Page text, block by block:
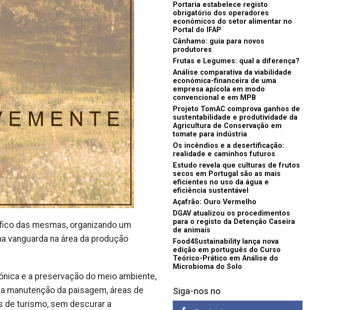
das mesmas, organizando um
vanguarda na área da produção
e a preservação do meio ambiente,
manutenção da paisagem, áreas de
de turismo, sem descurar a
Portaria estabelece registo
obrigatório dos operadores
económicos do setor alimentar no
Portal do IFAP
Cânhamo: guia para novos
produtores
Frutas e Legumes: qual a diferença?
Análise comparativa da viabilidade
económica-financeira de uma
empresa apícola em modo
convencional e em MPB
Projeto TomAC comprova ganhos de
sustentabilidade e produtividade da
Agricultura de Conservação em
tomate para indústria
Os incêndios e a desertificação:
realidade e caminhos futuros
Estudo revela que culturas de frutos
secos em Portugal são as mais
eficientes no uso da água e
eficiência sustentável
Açafrão: Ouro Vermelho
DGAV atualizou os procedimentos
para o registo da Detenção Caseira
de animais
Food4Sustainability lança nova
edição em português do Curso
Teórico-Prático em Análise do
Microbioma do Solo
Siga-nos no